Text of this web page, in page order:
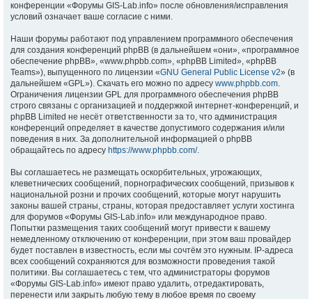
конференции «Форумы GIS-Lab.info» после обновления/исправления
условий означает ваше согласие с ними.
Наши форумы работают под управлением программного обеспечения
для создания конференций phpBB (в дальнейшем «они», «программное
обеспечение phpBB», «www.phpbb.com», «phpBB Limited», «phpBB
Teams»), выпущенного по лицензии «GNU General Public License v2» (в
дальнейшем «GPL»). Скачать его можно по адресу www.phpbb.com.
Ограничения лицензии GPL для программного обеспечения phpBB
строго связаны с организацией и поддержкой интернет-конференций, и
phpBB Limited не несёт ответственности за то, что администрация
конференций определяет в качестве допустимого содержания и/или
поведения в них. За дополнительной информацией о phpBB
обращайтесь по адресу https://www.phpbb.com/.
Вы соглашаетесь не размещать оскорбительных, угрожающих,
клеветнических сообщений, порнографических сообщений, призывов к
национальной розни и прочих сообщений, которые могут нарушить
законы вашей страны, страны, которая предоставляет услуги хостинга
для форумов «Форумы GIS-Lab.info» или международное право.
Попытки размещения таких сообщений могут привести к вашему
немедленному отключению от конференции, при этом ваш провайдер
будет поставлен в известность, если мы сочтём это нужным. IP-адреса
всех сообщений сохраняются для возможности проведения такой
политики. Вы соглашаетесь с тем, что администраторы форумов
«Форумы GIS-Lab.info» имеют право удалить, отредактировать,
перенести или закрыть любую тему в любое время по своему